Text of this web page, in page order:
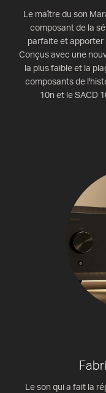
Le maître du son
composant de la
parfaite et apporter
Conçus avec une
la plus faible et la
composants de
10n et le SACD
Le son qui a fait la